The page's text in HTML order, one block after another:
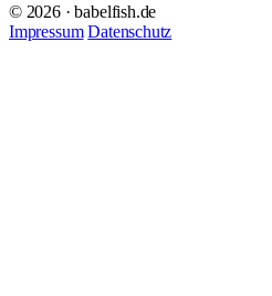
© 2026 · babelfish.de
Impressum Datenschutz